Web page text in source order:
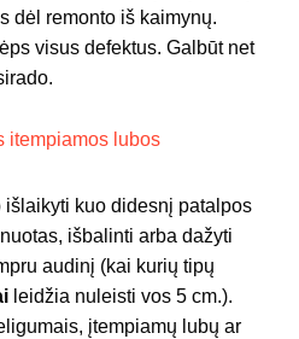
dėl remonto iš kaimynų.
visus defektus. Galbūt net
išlaikyti kuo didesnį patalpos
išbalinti arba dažyti
audinį (kai kurių tipų
leidžia nuleisti vos 5 cm.).
įtempiamų lubų ar